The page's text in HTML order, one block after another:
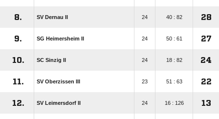
8. SV Dernau II 24 40 : 82 28
9. SG Heimersheim II 24 50 : 61 27
10. SC Sinzig II 24 18 : 82 24
11. SV Oberzissen III 23 51 : 63 22
12. SV Leimersdorf II 24 16 : 126 13